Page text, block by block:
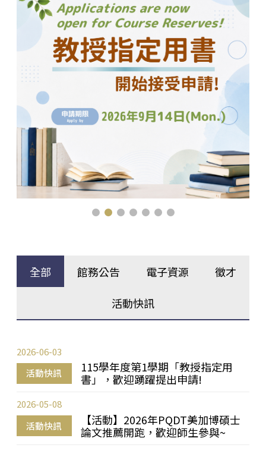
全部 館務公告 電子資源 徵才
活動快訊
活動快訊
115學年度第1學期「教授指定用
書」，歡迎踴躍提出申請!
2026-06-03
活動快訊
【活動】2026年PQDT美加博碩士
論文推薦開跑，歡迎師生參與~
2026-05-08